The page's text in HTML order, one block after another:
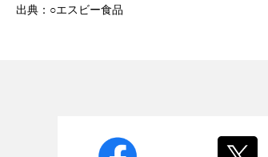
出典：○エスビー食品